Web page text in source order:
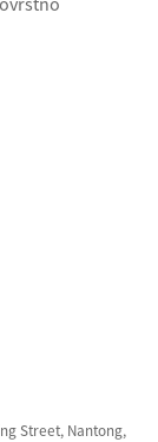
Street, Nantong,